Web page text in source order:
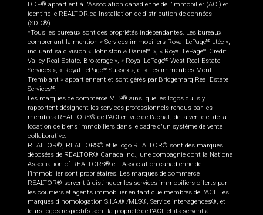
DDF® appartient à l'Association canadienne de l’immobilier (ACI) et
identifie le REALTOR.ca Installation de distribution de données
(SDD®).
*Tous les bureaux sont des propriétés indépendantes. Les bureaux
comprenant la mention « Services immobiliers Royal LePageMD
Ltée »,
incluant sa division « Johnston & Daniel MD », « Royal LePageMD
Credit
Valley Real Estate, Brokerage », « Royal LePageMD West Real Estate
Services », « Royal LePageMD Sussex », et « Les immeubles Mont-
Tremblant » appartiennent et sont gérés par Bridgemarq Real Estate
ServicesMD.
Les marques de commerce MLS® ainsi que les logos qui s'y
rapportent désignent les services professionnels rendus par les
membres REALTORS® de l'ACI en vue de l'achat, de la vente et de la
location de biens immobiliers dans le cadre d'un système de vente
collaborative.
REALTOR®, REALTORS® et le logo REALTOR® sont des marques
déposées de REALTOR® Canada Inc., une compagnie dont la National
Association of REALTORS® et l'Association canadienne de
l’immobilier sont propriétaires. Les marques de commerce
REALTOR® servent à distinguer les services immobiliers offerts par
les courtiers et agents immobilier en tant que membres de l'ACI. Les
marques d'homologation S.I.A.® /MLS®, Service inter-agences®, et
leurs logos respectifs sont la propriété de l'ACI, et ils servent à